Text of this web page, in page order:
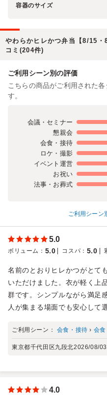
容器のサイズ
やわらかヒレかつ弁当【8/15
コミ(204件)
ご利用シーン別の評価
こちらの商品がご利用された
す。
会議・セミナー
懇親会
会食・接待
ロケ・撮影
イベント運営
お祝い
法事・お葬式
ご利用シーン
5.0
ボリューム ： 5.0 コスパ ： 5.0
名前のとおりヒレかつがとて
いただけました。衣が軽く上
群です。シンプルながら満足
人が集まる場面でも安心して
ご利用シーン： 会食・接待 › 会食
東京都千代田区九段北2026/08/03
4.0